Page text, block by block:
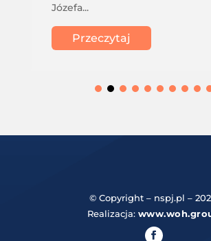
Józefa...
Przeczytaj
© Copyright – nspj.pl –
Realizacja: